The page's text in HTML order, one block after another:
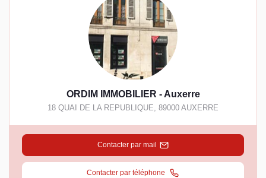
ORDIM IMMOBILIER - Auxerre
18 QUAI DE LA REPUBLIQUE 89000 AUXERRE
Contacter par mail
Contacter par téléphone